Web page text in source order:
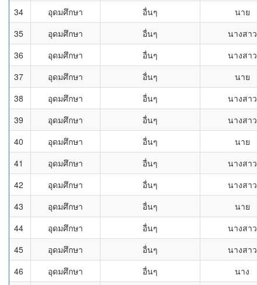
34
อุดมศึกษา อื่นๆ นาย
35
อุดมศึกษา อื่นๆ นางสาว
36
อุดมศึกษา อื่นๆ นางสาว
37
อุดมศึกษา อื่นๆ นาย
38
อุดมศึกษา อื่นๆ นางสาว
39
อุดมศึกษา อื่นๆ นางสาว
40
อุดมศึกษา อื่นๆ นาย
41
อุดมศึกษา อื่นๆ นางสาว
42
อุดมศึกษา อื่นๆ นางสาว
43
อุดมศึกษา อื่นๆ นาย
44
อุดมศึกษา อื่นๆ นางสาว
45
อุดมศึกษา อื่นๆ นางสาว
46
อุดมศึกษา อื่นๆ นาง